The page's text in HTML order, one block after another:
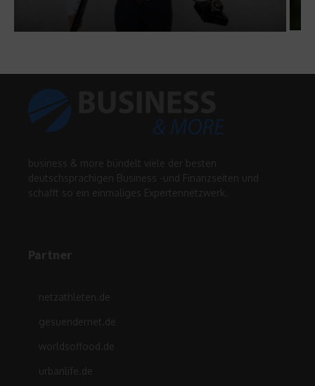
business & more bündelt viele der besten
deutschsprachigen Business -und Finanzseiten und
schafft so ein einmaliges Expertennetzwerk.
Partner
netzathleten.de
gesuendernet.de
worldsoffood.de
urbanlife.de